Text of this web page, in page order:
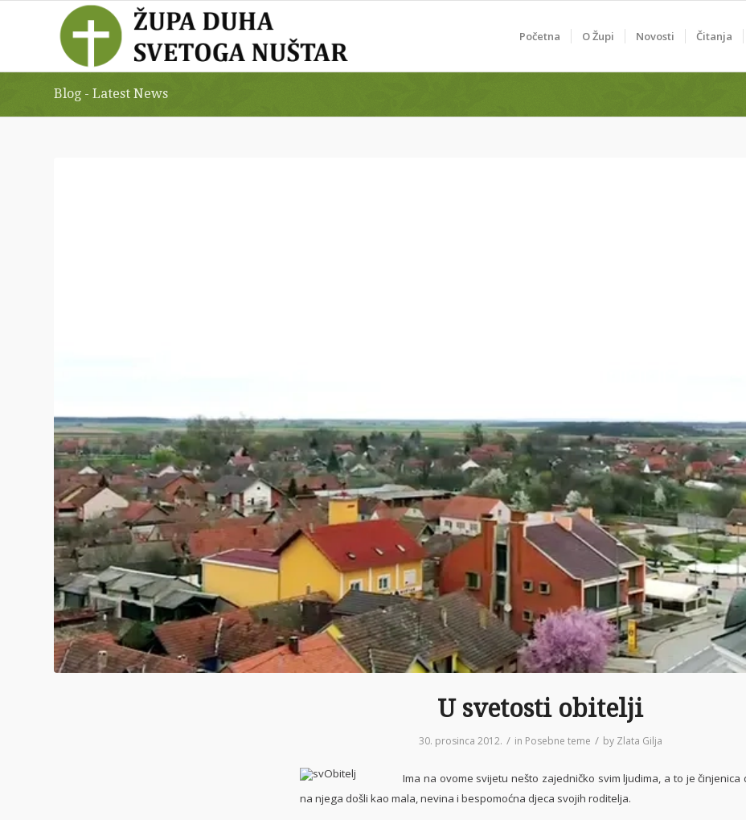
Početna O Župi Novosti Čitanja
Blog - Latest News
U svetosti obitelji
30. prosinca 2012. / in Posebne teme / by Zlata Gilja
Ima na ovome svijetu nešto zajedničko svim ljudima, a to je činjenica
na njega došli kao mala, nevina i bespomoćna djeca svojih roditelja.